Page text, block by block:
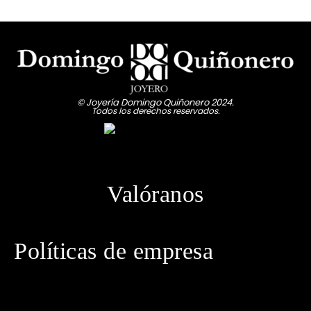
RELOJES TIMBERLAND
RELOJES TOMMY HILFIGUER
RELOJES TOUS
RELOJES VICTORINOX© Joyería Domingo Quiñonero 2024.
Todos los derechos reservados.
Valóranos
Políticas de empresa